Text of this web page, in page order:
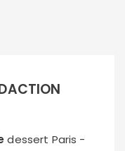
dessert Paris -